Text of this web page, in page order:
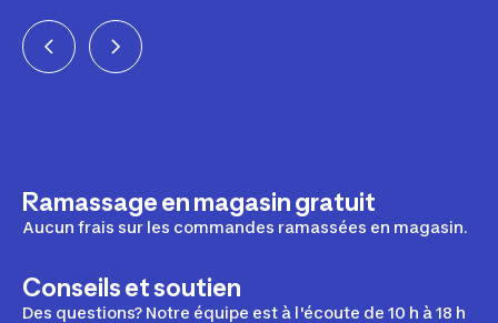
Ramassage en magasin gratuit
Aucun frais sur les commandes ramassées en magasin.
Conseils et soutien
Des questions? Notre équipe est à l'écoute de 10 h à 18 h